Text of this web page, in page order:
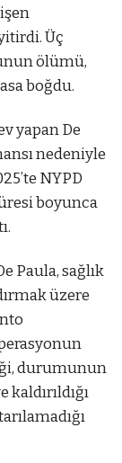
Üç
ölümü,
boğdu.
yapan De
nedeniyle
NYPD
boyunca
Paula, sağlık
üzere
durumunun